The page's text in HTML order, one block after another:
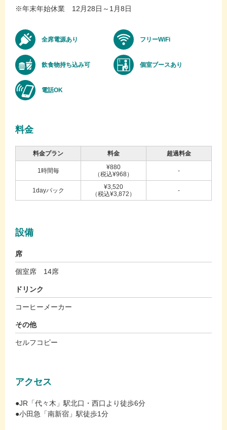
※年末年始休業 12月28日～1月8日
全席電源あり フリーWiFi
飲食物持ち込み可 個室ブースあり
電話OK
料金
料金プラン 料金 超過料金
1時間毎
¥880
（税込¥968）
-
1dayパック
¥3,520
（税込¥3,872）
-
設備
席
個室席 14席
ドリンク
コーヒーメーカー
その他
セルフコピー
アクセス
●JR「代々木」駅北口・西口より徒歩6分
●小田急「南新宿」駅徒歩1分